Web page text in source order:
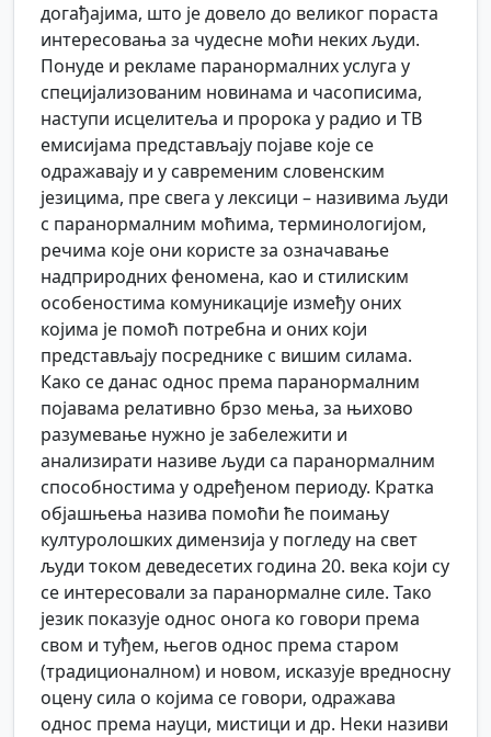
догађајима, што је довело до великог пораста
интересовања за чудесне моћи неких људи.
Понуде и рекламе паранормалних услуга у
специјализованим новинама и часописима,
наступи исцелитеља и пророка у радио и ТВ
емисијама представљају појаве које се
одражавају и у савременим словенским
језицима, пре свега у лексици – називима људи
с паранормалним моћима, терминологијом,
речима које они користе за означавање
надприродних феномена, као и стилиским
особеностима комуникације између оних
којима је помоћ потребна и оних који
представљају посреднике с вишим силама.
Како се данас однос према паранормалним
појавама релативно брзо мења, за њихово
разумевање нужно је забележити и
анализирати називе људи са паранормалним
способностима у одређеном периоду. Кратка
објашњења назива помоћи ће поимању
културолошких димензија у погледу на свет
људи током деведесетих година 20. века који су
се интересовали за паранормалне силе. Тако
језик показује однос онога ко говори према
свом и туђем, његов однос према старом
(традиционалном) и новом, исказује вредносну
оцену сила о којима се говори, одражава
однос према науци, мистици и др. Неки називи